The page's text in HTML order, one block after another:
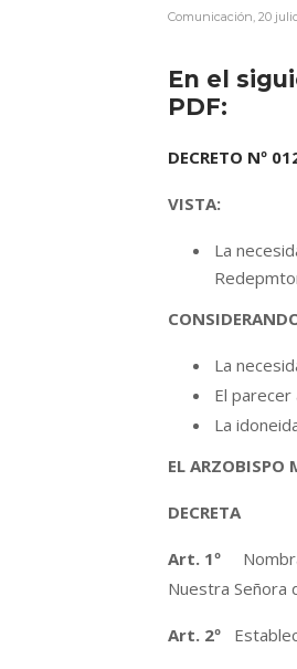
Comunicación, 20
En el
PDF:
DECRETO Nº
VISTA:
La
La
El
La
EL ARZOBISPO
DECRETA
Art. 1º
Nuestra Señora
Art. 2º